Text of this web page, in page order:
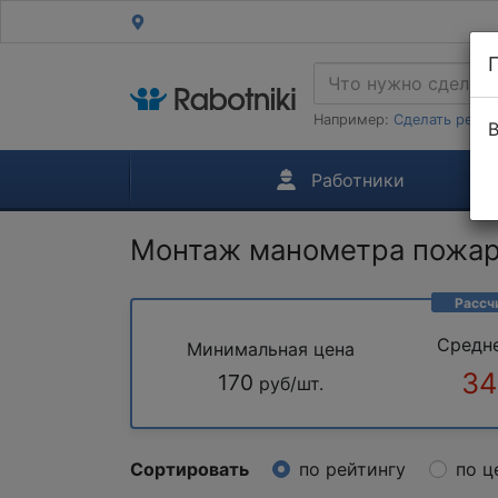
Например: Сделать
Работники
Монтаж манометра
Минимальная цена
170 руб/шт.
Сортировать по рейтингу по